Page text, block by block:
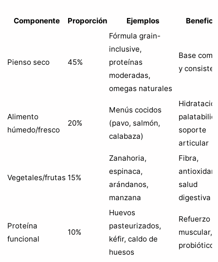
Componente Proporción Ejemplos
Pienso seco 45%
Fórmula grain-
inclusive,
proteínas
moderadas,
omegas naturales
Base
y
Alimento
húmedo/fresco
20%
Menús cocidos
(pavo, salmón,
calabaza)
soporte
articular
Vegetales/frutas 15%
Zanahoria,
espinaca,
arándanos,
manzana
Fibra,
salud
digestiva
Proteína
funcional
10%
Huevos
pasteurizados,
kéfir, caldo de
huesos
Refuerzo
muscular,
probióticos